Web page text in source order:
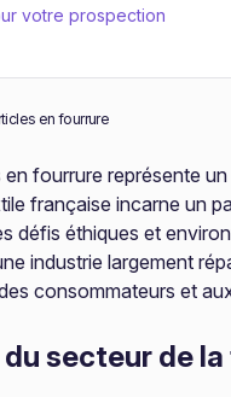
votre prospection
en fourrure
fourrure représente
française incarne un
défis éthiques et
industrie largement
consommateurs et
secteur de